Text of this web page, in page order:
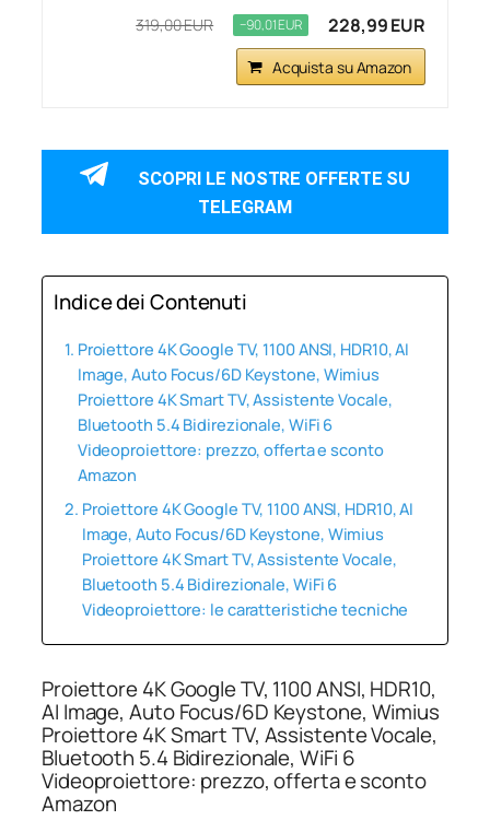
319,00 EUR −90,01 EUR 228,99 EUR
Acquista su Amazon
SCOPRI LE NOSTRE OFFERTE SU
TELEGRAM
Indice dei Contenuti
Proiettore 4K Google TV, 1100 ANSI, HDR10, AI
Image, Auto Focus/6D Keystone, Wimius
Proiettore 4K Smart TV, Assistente Vocale,
Bluetooth 5.4 Bidirezionale, WiFi 6
Videoproiettore: prezzo, offerta e sconto
Amazon
Proiettore 4K Google TV, 1100 ANSI, HDR10, AI
Image, Auto Focus/6D Keystone, Wimius
Proiettore 4K Smart TV, Assistente Vocale,
Bluetooth 5.4 Bidirezionale, WiFi 6
Videoproiettore: le caratteristiche tecniche
Proiettore 4K Google TV, 1100 ANSI, HDR10,
AI Image, Auto Focus/6D Keystone, Wimius
Proiettore 4K Smart TV, Assistente Vocale,
Bluetooth 5.4 Bidirezionale, WiFi 6
Videoproiettore: prezzo, offerta e sconto
Amazon